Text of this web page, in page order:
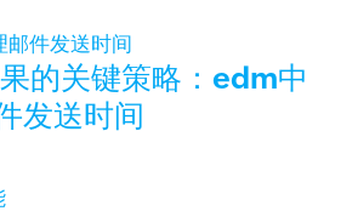
的关键策略：edm中
发送时间